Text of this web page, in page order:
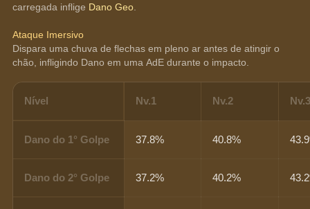
carregada inflige Dano Geo
Ataque Imersivo
Dispara uma chuva de flechas em pleno ar antes de atingir o
chão, infligindo Dano em uma AdE durante o impacto.
Nível Nv.1 Nv.2
Dano do 1° Golpe 37.8% 40.8%
Dano do 2° Golpe 37.2% 40.2%